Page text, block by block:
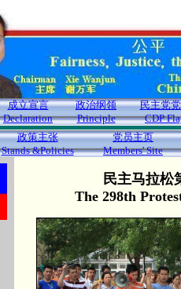
成立宣言
Declaration
政治纲领
Principle
民主党
CDP
政策主张
Stands &Policies
党员主页
Members' Site
民主马拉松
The 298th